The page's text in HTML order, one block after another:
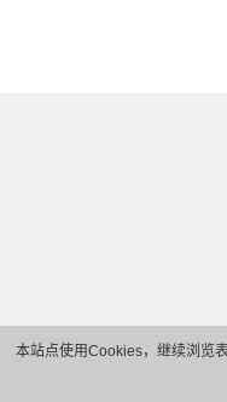
本站点使用Cookies，继续浏览